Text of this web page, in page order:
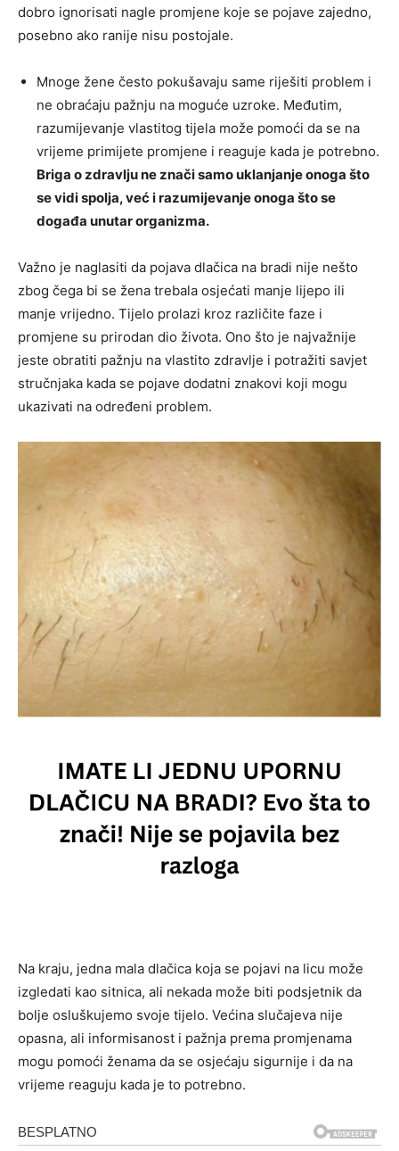
dobro ignorisati nagle promjene koje se pojave zajedno,
posebno ako ranije nisu postojale.
Mnoge žene često pokušavaju same riješiti problem i
ne obraćaju pažnju na moguće uzroke. Međutim,
razumijevanje vlastitog tijela može pomoći da se na
vrijeme primijete promjene i reaguje kada je potrebno.
Briga o zdravlju ne znači samo uklanjanje onoga što
se vidi spolja, već i razumijevanje onoga što se
događa unutar organizma.
Važno je naglasiti da pojava dlačica na bradi nije nešto
zbog čega bi se žena trebala osjećati manje lijepo ili
manje vrijedno. Tijelo prolazi kroz različite faze i
promjene su prirodan dio života. Ono što je najvažnije
jeste obratiti pažnju na vlastito zdravlje i potražiti savjet
stručnjaka kada se pojave dodatni znakovi koji mogu
ukazivati na određeni problem.
Na kraju, jedna mala dlačica koja se pojavi na licu može
izgledati kao sitnica, ali nekada može biti podsjetnik da
bolje osluškujemo svoje tijelo. Većina slučajeva nije
opasna, ali informisanost i pažnja prema promjenama
mogu pomoći ženama da se osjećaju sigurnije i da na
vrijeme reaguju kada je to potrebno.